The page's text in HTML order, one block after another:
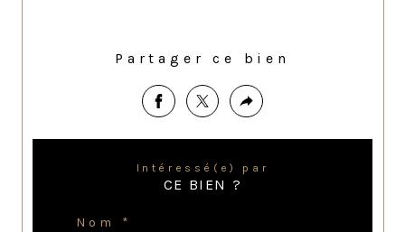
Partager ce bien
Intéressé(e) par
CE BIEN ?
Nom *